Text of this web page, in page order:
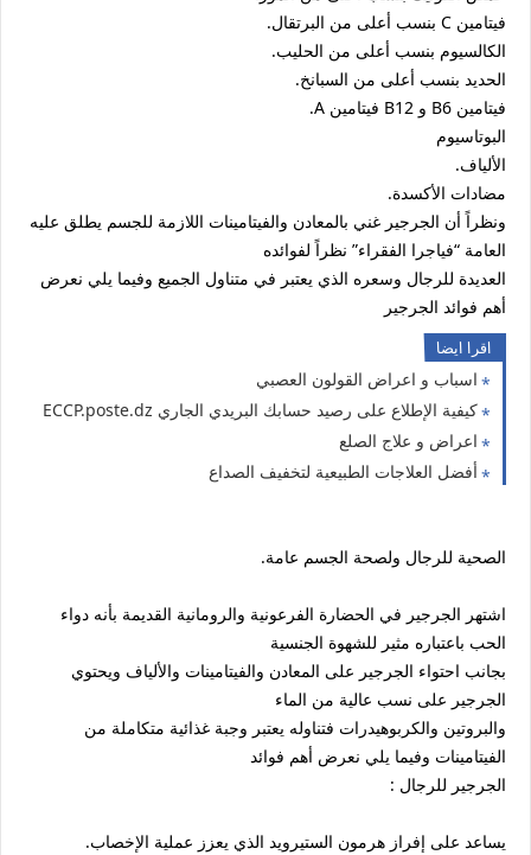
فيتامين C بنسب أعلى من البرتقال.
الكالسيوم بنسب أعلى من الحليب.
الحديد بنسب أعلى من السبانخ.
فيتامين B6 و B12 فيتامين A.
البوتاسيوم
الألياف.
مضادات الأكسدة.
ونظراً أن الجرجير غني بالمعادن والفيتامينات اللازمة للجسم يطلق عليه
العامة “فياجرا الفقراء” نظراً لفوائده
العديدة للرجال وسعره الذي يعتبر في متناول الجميع وفيما يلي نعرض
أهم فوائد الجرجير
اقرا ايضا
اسباب و اعراض القولون العصبي
كيفية الإطلاع على رصيد حسابك البريدي الجاري ECCP.poste.dz
اعراض و علاج الصلع
أفضل العلاجات الطبيعية لتخفيف الصداع
الصحية للرجال ولصحة الجسم عامة.
اشتهر الجرجير في الحضارة الفرعونية والرومانية القديمة بأنه دواء
الحب باعتباره مثير للشهوة الجنسية
بجانب احتواء الجرجير على المعادن والفيتامينات والألياف ويحتوي
الجرجير على نسب عالية من الماء
والبروتين والكربوهيدرات فتناوله يعتبر وجبة غذائية متكاملة من
الفيتامينات وفيما يلي نعرض أهم فوائد
الجرجير للرجال :
يساعد على إفراز هرمون الستيرويد الذي يعزز عملية الإخصاب.